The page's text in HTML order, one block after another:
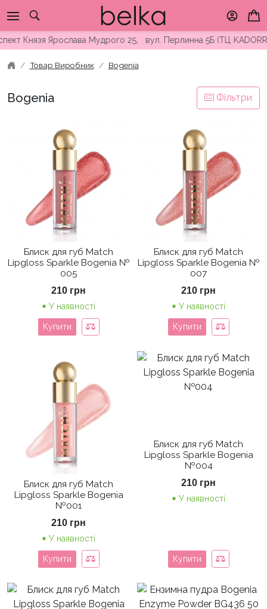
to
contentЯрослава Мудрого 25, вул. Перлинна 5Б (ТЦ KADORR)
Товар Виробник Bogenia
Bogenia Фільтри
Блиск для губ Match
Lipgloss Sparkle Bogenia №
005
210 грн
У наявності
Купити
Блиск для губ Match
Lipgloss Sparkle Bogenia №
007
210 грн
У наявності
Купити
Блиск для губ Match
Lipgloss Sparkle Bogenia
№001
210 грн
У наявності
Купити
Блиск для губ Match
Lipgloss Sparkle Bogenia
№004
210 грн
У наявності
Купити